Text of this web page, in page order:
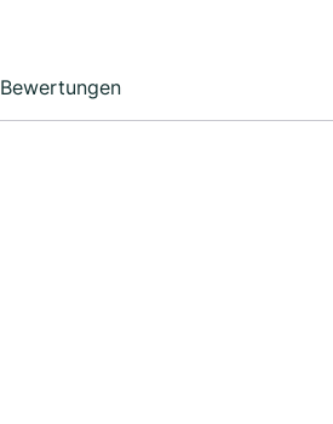
Bewertungen